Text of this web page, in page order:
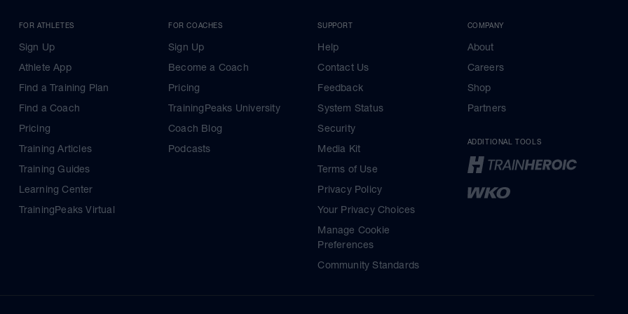
FOR ATHLETES
Sign Up
Athlete App
Find a Training Plan
Find a Coach
Pricing
Training Articles
Training Guides
Learning Center
TrainingPeaks Virtual
FOR COACHES
Sign Up
Become a Coach
Pricing
TrainingPeaks University
Coach Blog
Podcasts
SUPPORT
Help
Contact Us
Feedback
System Status
Security
Media Kit
Terms of Use
Privacy Policy
Your Privacy Choices
Manage Cookie
Preferences
Community Standards
COMPANY
About
Careers
Shop
Partners
ADDITIONAL TOOLS